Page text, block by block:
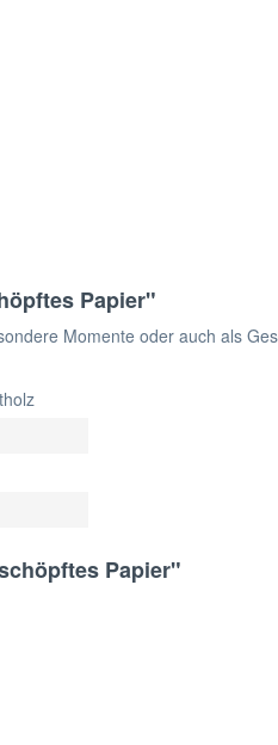
Papier"
Momente oder auch als
Papier"